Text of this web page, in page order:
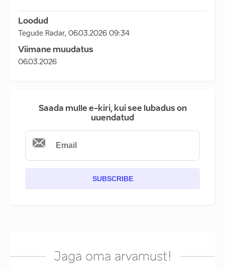
Loodud
Tegude Radar, 06.03.2026 09:34
Viimane muudatus
06.03.2026
Saada mulle e-kiri, kui see lubadus on
uuendatud
SUBSCRIBE
Jaga oma arvamust!